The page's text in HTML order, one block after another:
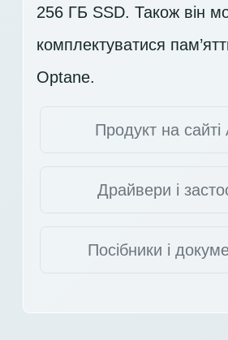
256 ГБ SSD. Також він
комплектуватися
Optane.
Продукт на сайті
Драйвери і
Посібники і